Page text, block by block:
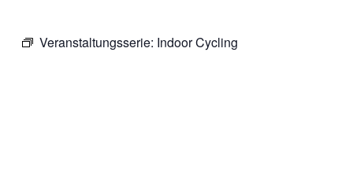
Veranstaltungsserie: Indoor Cycling